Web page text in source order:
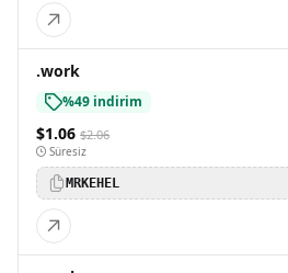
.work
%49 indirim
$1.06 $2.06
Süresiz
MRKEHEL